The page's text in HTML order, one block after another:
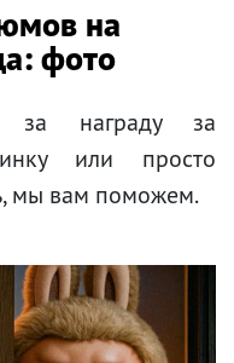
на
фото
за награду за
или просто
мы вам поможем.